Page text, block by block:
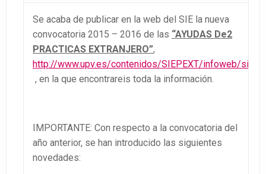
Se acaba de publicar en la web del SIE la nueva
convocatoria 2015 – 2016 de las “AYUDAS De2
PRACTICAS EXTRANJERO”,
http://www.upv.es/contenidos/SIEPEXT/infoweb/
, en la que encontrareis toda la información.
IMPORTANTE: Con respecto a la convocatoria del
año anterior, se han introducido las siguientes
novedades: